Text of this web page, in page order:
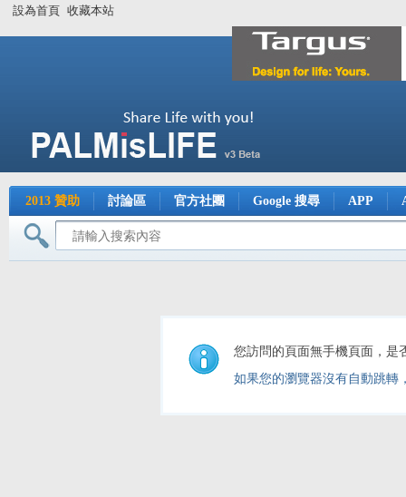
設為首頁 收藏本站
2013 贊助 討論區 官方社團 Google 搜尋 APP
您訪問的頁面無手機頁面，是
如果您的瀏覽器沒有自動跳轉